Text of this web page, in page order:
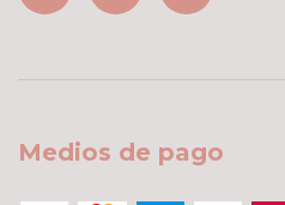
Medios de pago